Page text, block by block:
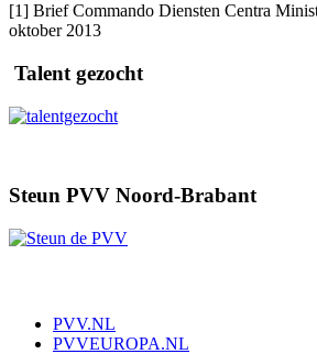
[1] Brief Commando Diensten Centra
oktober 2013
Talent gezocht
Steun PVV Noord-Brabant
PVV.NL
PVVEUROPA.NL